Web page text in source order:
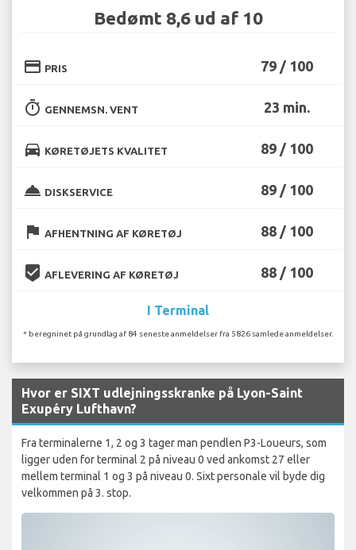
Bedømt 8,6 ud af 10
credit_card PRIS 79 / 100
timer GENNEMSN. VENT 23 min.
directions_car KØRETØJETS KVALITET 89 / 100
room_service DISKSERVICE 89 / 100
flag AFHENTNING AF KØRETØJ 88 / 100
beenhere AFLEVERING AF KØRETØJ 88 / 100
I Terminal
* beregninet på grundlag af 84 seneste anmeldelser fra 5826 samlede anmeldelser.
Hvor er SIXT udlejningsskranke på Lyon-Saint
Exupéry Lufthavn?
Fra terminalerne 1, 2 og 3 tager man pendlen P3-Loueurs, som
ligger uden for terminal 2 på niveau 0 ved ankomst 27 eller
mellem terminal 1 og 3 på niveau 0. Sixt personale vil byde dig
velkommen på 3. stop.